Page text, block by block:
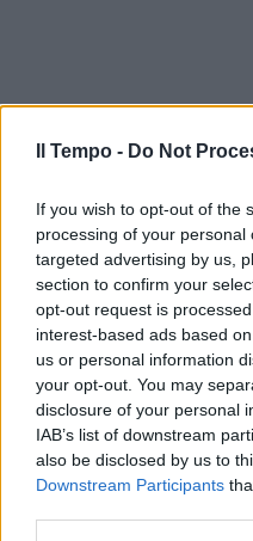
Il Tempo - Do Not
If you wish to opt-out of the
processing of your
targeted advertising by us,
section to confirm your
opt-out request is
interest-based ads based
us or personal information
your opt-out. You may
disclosure of your personal
IAB’s list of downstream
also be disclosed by us to
Downstream Participants
In evidenza